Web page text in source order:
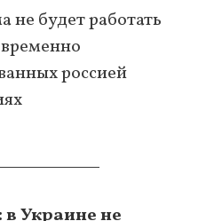
не будет работать
россией
Украине не